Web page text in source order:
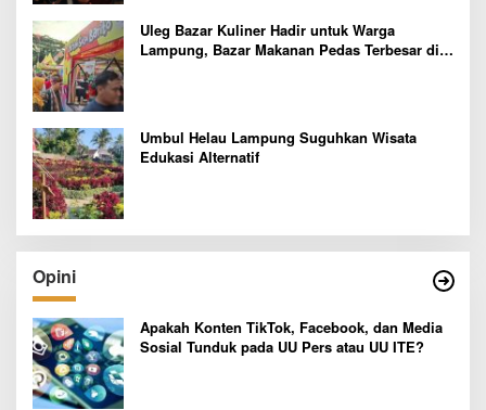
Uleg Bazar Kuliner Hadir untuk Warga
Lampung, Bazar Makanan Pedas Terbesar di
Umbul Helau Lampung Suguhkan Wisata
Edukasi Alternatif
Opini
Apakah Konten TikTok, Facebook, dan Media
Sosial Tunduk pada UU Pers atau UU ITE?